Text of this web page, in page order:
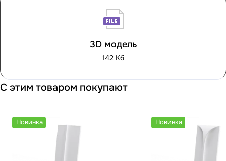
3D модель
142 Кб
С этим товаром покупают
Новинка Новинка